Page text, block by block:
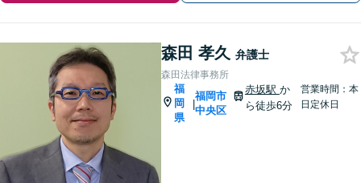
森田 孝久 弁護士
森田法律事務所
福
岡
県
|
福岡市
中央区
赤坂駅 か
ら徒歩6分
営業時間：本
日定休日